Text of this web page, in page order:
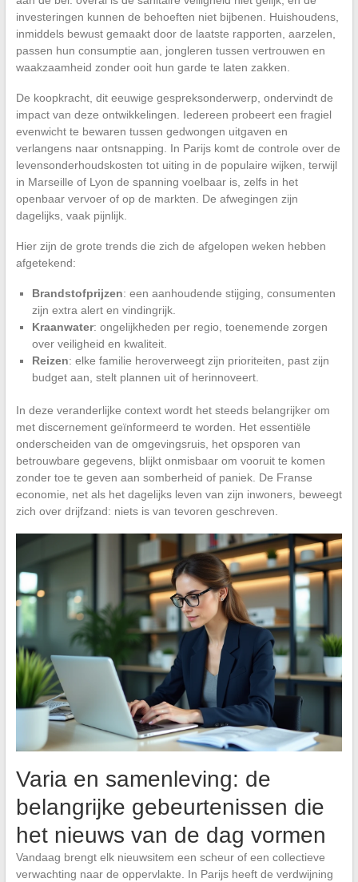
investeringen kunnen de behoeften niet bijbenen. Huishoudens,
inmiddels bewust gemaakt door de laatste rapporten, aarzelen,
passen hun consumptie aan, jongleren tussen vertrouwen en
waakzaamheid zonder ooit hun garde te laten zakken.
De koopkracht, dit eeuwige gespreksonderwerp, ondervindt de
impact van deze ontwikkelingen. Iedereen probeert een fragiel
evenwicht te bewaren tussen gedwongen uitgaven en
verlangens naar ontsnapping. In Parijs komt de controle over de
levensonderhoudskosten tot uiting in de populaire wijken, terwijl
in Marseille of Lyon de spanning voelbaar is, zelfs in het
openbaar vervoer of op de markten. De afwegingen zijn
dagelijks, vaak pijnlijk.
Hier zijn de grote trends die zich de afgelopen weken hebben
afgetekend:
Brandstofprijzen: een aanhoudende stijging, consumenten
zijn extra alert en vindingrijk.
Kraanwater: ongelijkheden per regio, toenemende zorgen
over veiligheid en kwaliteit.
Reizen: elke familie heroverweegt zijn prioriteiten, past zijn
budget aan, stelt plannen uit of herinnoveert.
In deze veranderlijke context wordt het steeds belangrijker om
met discernement geïnformeerd te worden. Het essentiële
onderscheiden van de omgevingsruis, het opsporen van
betrouwbare gegevens, blijkt onmisbaar om vooruit te komen
zonder toe te geven aan somberheid of paniek. De Franse
economie, net als het dagelijks leven van zijn inwoners, beweegt
zich over drijfzand: niets is van tevoren geschreven.
Varia en samenleving: de
belangrijke gebeurtenissen die
het nieuws van de dag vormen
Vandaag brengt elk nieuwsitem een scheur of een collectieve
verwachting naar de oppervlakte. In Parijs heeft de verdwijning